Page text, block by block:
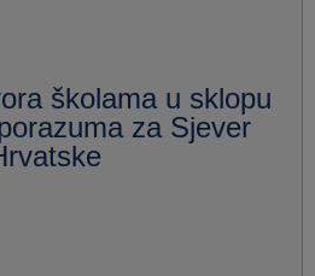
školama u sklopu
za Sjever